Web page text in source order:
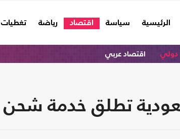
الرئيسية
(current) سياسة اقتصاد رياضة تغطيات
دولي اقتصاد عربي
تطلق خدمة شحن